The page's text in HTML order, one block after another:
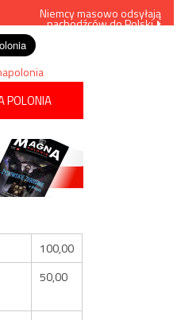
Niemcy masowo odsyłają
nachodźców do Polski
POLONIA
100,00
50,00